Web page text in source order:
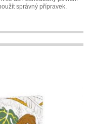
správný přípravek.